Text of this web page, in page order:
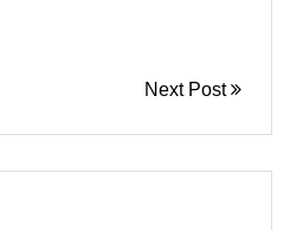
Next Post